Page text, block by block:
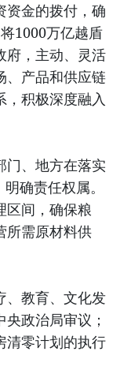
资金的拨付，确
1000万亿越盾
府，主动、灵活
、产品和供应链
，积极深度融入
门、地方在落实
确责任权属。
区间，确保粮
所需原材料供
、教育、文化发
政治局审议；
清零计划的执行